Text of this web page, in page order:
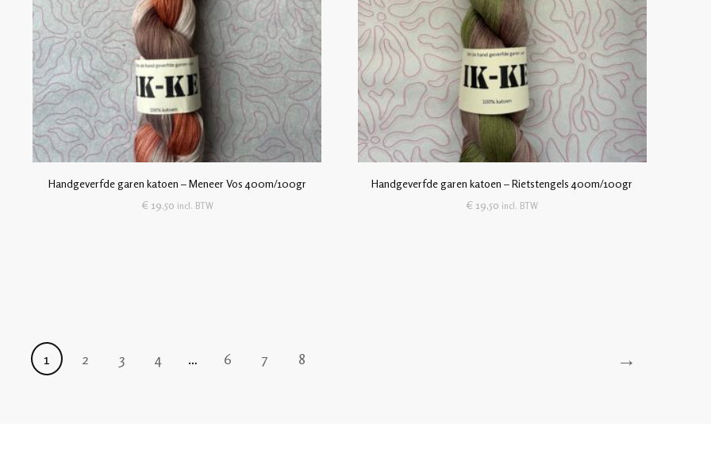
Handgeverfde garen katoen – Meneer Vos 400m/100gr
€ 19,50 incl. BTW
Handgeverfde garen katoen – Rietstengels 400m/100gr
€ 19,50 incl. BTW
1 2 3 4 … 6 7 8 →